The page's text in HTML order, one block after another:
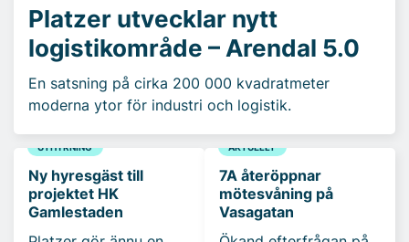
Platzer utvecklar nytt
logistikområde – Arendal 5.0
En satsning på cirka 200 000 kvadratmeter
moderna ytor för industri och logistik.
UTHYRNING
Ny hyresgäst till
projektet HK
Gamlestaden
AKTUELLT
7A återöppnar
mötesvåning på
Vasagatan